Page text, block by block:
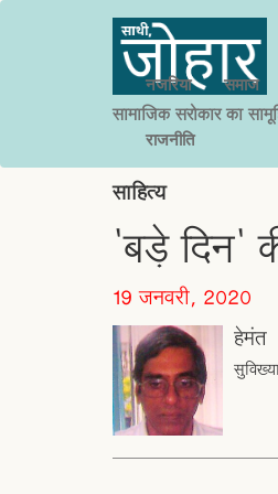
सामाजिक सरोकार का
नजरिया समाज
राजनीति
साहित्य
'बड़े दिन'
19 जनवरी, 2020
हेमंत